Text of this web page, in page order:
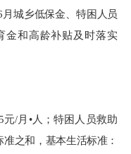
月城乡低保金、特困人员
金和高龄补贴及时落实
元/月•人；特困人员救助
之和，基本生活标准：